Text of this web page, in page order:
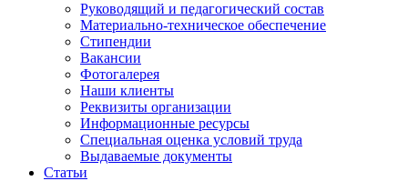
Руководящий и педагогический состав
Материально-техническое обеспечение
Стипендии
Вакансии
Фотогалерея
Наши клиенты
Реквизиты организации
Информационные ресурсы
Специальная оценка условий труда
Выдаваемые документы
Статьи